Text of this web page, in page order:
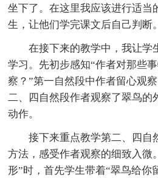
坐下了。在这里我应该进行适当
生，让他们学完课文后自己判断。
在接下来的教学中，我让学
学习。先初步感知“作者对那些
察？”第一自然段中作者留心观
二、四自然段作者观察了翠鸟的
动作。
接下来重点教学第二、四自
方法，感受作者观察的细致入微
形”时，首先学生带着“翠鸟给你